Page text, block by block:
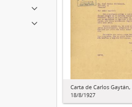
Carta de Carlos Gaytán,
18/8/1927